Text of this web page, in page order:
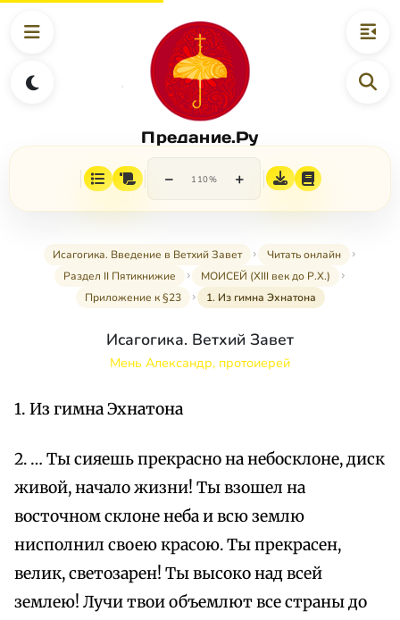
Предание.Ру
− 110% +
Исагогика. Введение в Ветхий Завет
Читать онлайн
Раздел II Пятикнижие
МОИСЕЙ (XIII век до Р.Х.)
Приложение к §23
1. Из гимна Эхнатона
Исагогика. Ветхий Завет
Мень Александр, протоиерей
1. Из гимна Эхнатона
2. … Ты сияешь прекрасно на небосклоне, диск
живой, начало жизни! Ты взошел на
восточном склоне неба и всю землю
нисполнил своею красою. Ты прекрасен,
велик, светозарен! Ты высоко над всей
землею! Лучи твои объемлют все страны до